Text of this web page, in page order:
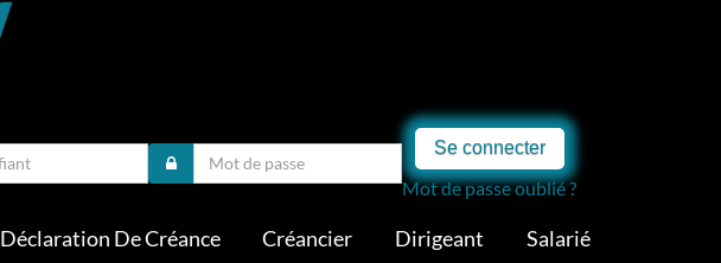
Se connecter
Mot de passe oublié ?
Déclaration De Créance Créancier Dirigeant Salarié